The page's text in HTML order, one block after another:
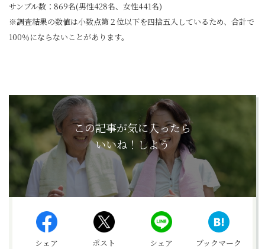
サンプル数：869名(男性428名、女性441名)
※調査結果の数値は小数点第２位以下を四捨五入しているため、合計で
100％にならないことがあります。
この記事が気に入ったら
いいね！しよう
シェア ポスト シェア ブックマーク